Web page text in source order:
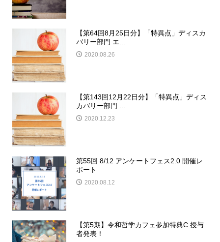
【第64回8月25日分】「特異点」ディスカ
バリー部門 エ...
2020.08.26
【第143回12月22日分】「特異点」ディス
カバリー部門 ...
2020.12.23
第55回 8/12 アンケートフェス2.0 開催レ
ポート
2020.08.12
【第5期】令和哲学カフェ参加特典C 授与
者発表！